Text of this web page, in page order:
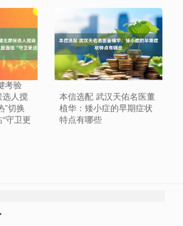
考验
选人搅
”切换
守卫更
本信选配 武汉天佑名医董
植华：矮小症的早期症状
特点有哪些